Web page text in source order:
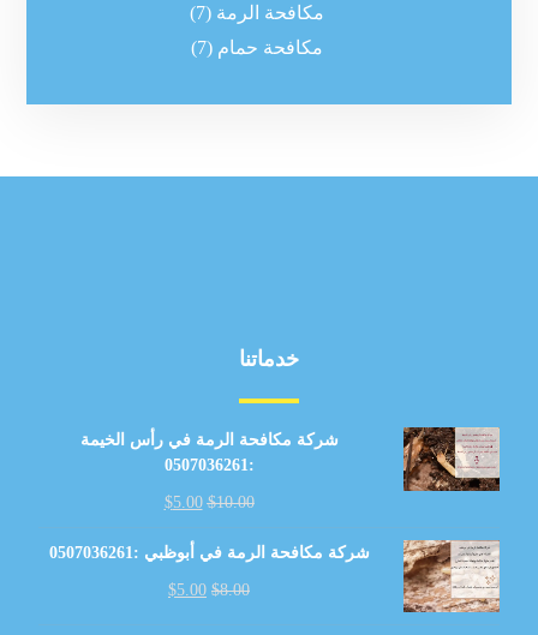
مكافحة الرمة (7)
مكافحة حمام (7)
خدماتنا
شركة مكافحة الرمة في رأس الخيمة
:0507036261
$10.00
$5.00
شركة مكافحة الرمة في أبوظبي :0507036261
$8.00
$5.00